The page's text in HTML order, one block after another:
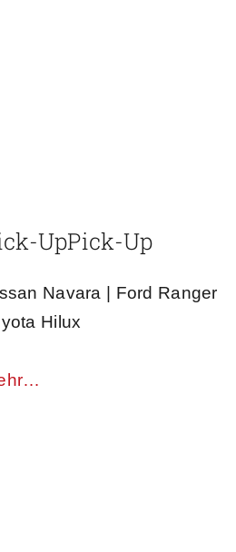
UpPick-Up
Navara | Ford Ranger
Hilux